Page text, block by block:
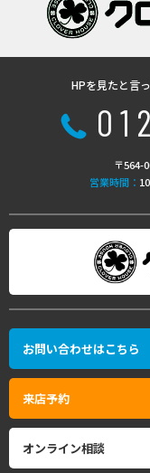
HPを見たと言
〒564-
営業時間：
お問い合わせはこちら
来店予約
オンライン相談